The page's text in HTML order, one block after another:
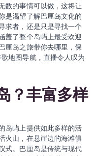
数的事情可以做，这将让
是渴望了解巴厘岛文化的
求者，还是只是寻找一个
盖了整个岛屿上最受欢迎
厘岛之旅带你去哪里，保
地图导航，直播令人叹为
？丰富多样
岛屿上提供如此多样的活
火山，在悬崖边的海滩俱
式。巴厘岛是传统与现代